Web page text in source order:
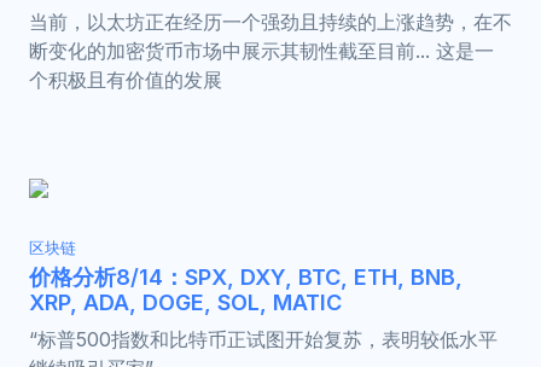
当前，以太坊正在经历一个强劲且持续的上涨趋势，在不
断变化的加密货币市场中展示其韧性截至目前... 这是一
个积极且有价值的发展
区块链
价格分析8/14：SPX, DXY, BTC, ETH, BNB,
XRP, ADA, DOGE, SOL, MATIC
“标普500指数和比特币正试图开始复苏，表明较低水平